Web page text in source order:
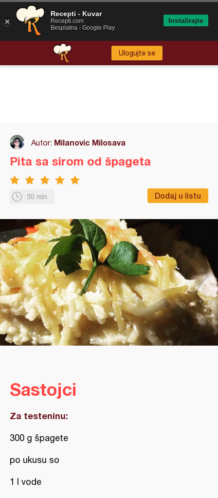
Ulogujte se
Autor: Milanovic Milosava
30 min Dodaj u listu
Pita sa sirom od špageta
Sastojci
Za testeninu:
300 g špagete
po ukusu so
1 l vode
Recepti - Kuvar
Recepti.com
Besplatna - Google Play
Instalirajte